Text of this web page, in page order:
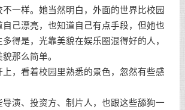
不一样。她当然明白，外面的世界比校园
自己漂亮，也知道自己有点手段，但她也
得是，光靠美貌在娱乐圈混得好的人，
那么简单。
，看着校园里熟悉的景色，忽然有些感
演、投资方、制片人，也跟这些舔狗一